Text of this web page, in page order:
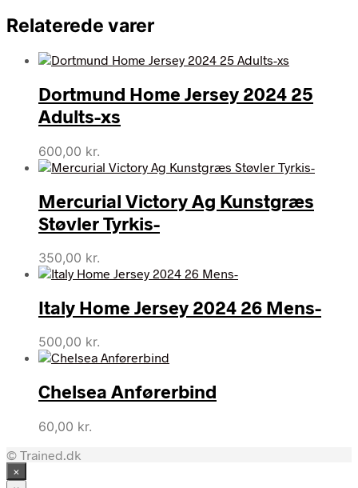
Relaterede varer
Dortmund Home Jersey 2024 25
Adults-xs
600,00 kr.
Mercurial Victory Ag Kunstgræs
Støvler Tyrkis-
350,00 kr.
Italy Home Jersey 2024 26 Mens-
500,00 kr.
Chelsea Anførerbind
60,00 kr.
© Trained.dk
×